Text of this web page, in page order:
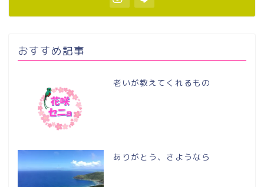
おすすめ記事
老いが教えてくれるもの
ありがとう、さようなら